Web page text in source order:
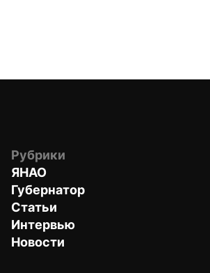
Рубрики
ЯНАО
Губернатор
Статьи
Интервью
Новости